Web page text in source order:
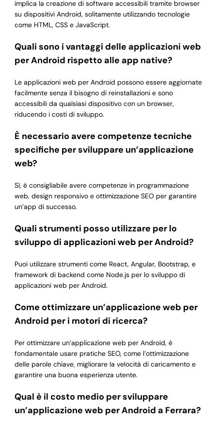
implica la creazione di software accessibili tramite browser
su dispositivi Android, solitamente utilizzando tecnologie
come HTML, CSS e JavaScript.
Quali sono i vantaggi delle applicazioni web
per Android rispetto alle app native?
Le applicazioni web per Android possono essere aggiornate
facilmente senza il bisogno di reinstallazioni e sono
accessibili da qualsiasi dispositivo con un browser,
riducendo i costi di sviluppo.
È necessario avere competenze tecniche
specifiche per sviluppare un’applicazione
web?
Sì, è consigliabile avere competenze in programmazione
web, design responsivo e ottimizzazione SEO per garantire
un’app di successo.
Quali strumenti posso utilizzare per lo
sviluppo di applicazioni web per Android?
Puoi utilizzare strumenti come React, Angular, Bootstrap, e
framework di backend come Node.js per lo sviluppo di
applicazioni web per Android.
Come ottimizzare un’applicazione web per
Android per i motori di ricerca?
Per ottimizzare un’applicazione web per Android, è
fondamentale usare pratiche SEO, come l’ottimizzazione
delle parole chiave, migliorare la velocità di caricamento e
garantire una buona esperienza utente.
Qual è il costo medio per sviluppare
un’applicazione web per Android a Ferrara?